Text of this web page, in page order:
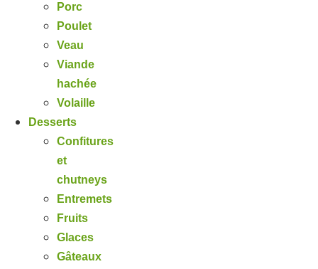
Porc
Poulet
Veau
Viande
hachée
Volaille
Desserts
Confitures
et
chutneys
Entremets
Fruits
Glaces
Gâteaux